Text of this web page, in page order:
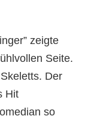
zeigte
Seite.
Der
Hit
so